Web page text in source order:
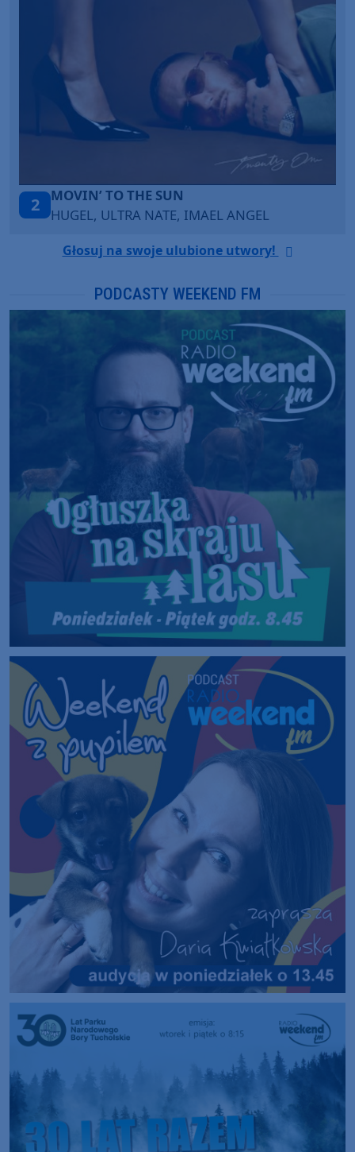
TO THE SUN
ULTRA NATE, IMAEL ANGEL
Głosuj na swoje ulubione utwory!
PODCASTY WEEKEND FM